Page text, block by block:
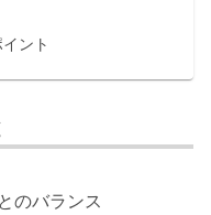
ント
のバランス